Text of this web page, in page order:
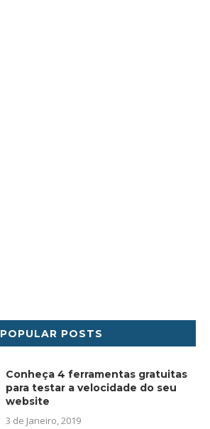
POPULAR POSTS
Conheça 4 ferramentas gratuitas
para testar a velocidade do seu
website
3 de Janeiro, 2019